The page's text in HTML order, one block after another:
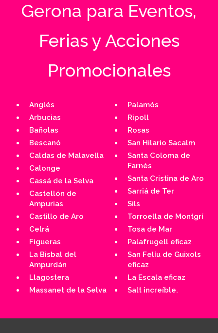
Gerona para Eventos,
Ferias y Acciones
Promocionales
Anglés
Arbucias
Bañolas
Bescanó
Caldas de Malavella
Calonge
Cassá de la Selva
Castellón de
Ampurias
Castillo de Aro
Celrá
Figueras
La Bisbal del
Ampurdán
Llagostera
Massanet de la Selva
Palamós
Ripoll
Rosas
San Hilario Sacalm
Santa Coloma de
Farnés
Santa Cristina de Aro
Sarriá de Ter
Sils
Torroella de Montgrí
Tosa de Mar
Palafrugell eficaz
San Felíu de Guixols
eficaz
La Escala eficaz
Salt increíble.